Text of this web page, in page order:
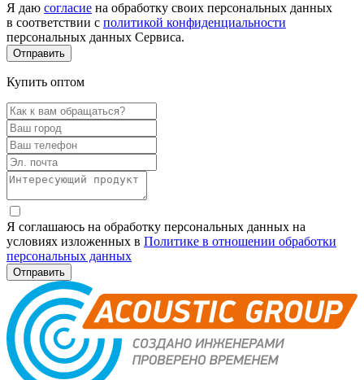
Я даю согласие на обработку своих персональных данных
в соответствии с политикой конфиденциальности
персональных данных Сервиса.
Купить оптом
Я соглашаюсь на обработку персональных данных на
условиях изложенных в Политике в отношении обработки
персональных данных